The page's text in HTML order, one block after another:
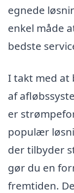
egnede
enkel måde
bedste
I takt med at
af
er
populær
der tilbyder
gør du en
fremtiden.